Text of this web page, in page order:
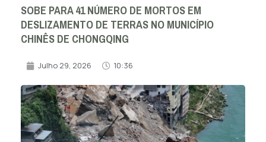
SOBE PARA 41 NÚMERO DE MORTOS EM
DESLIZAMENTO DE TERRAS NO MUNICÍPIO
CHINÊS DE CHONGQING
Julho 29, 2026 10:36